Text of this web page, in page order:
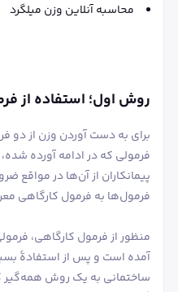
محاسبه آنلاین وزن میلگرد
روش اول؛ استفاده از
برای به دست آوردن وزن از دو
فرمولی که در ادامه آورده
پیمانکاران از آن‌ها در مواقع
فرمول‌ها به فرمول کارگاهی
منظور از فرمول کارگاهی،
آمده است و پس از استفادۀ
ساختمانی به یک روش همه‌گیر